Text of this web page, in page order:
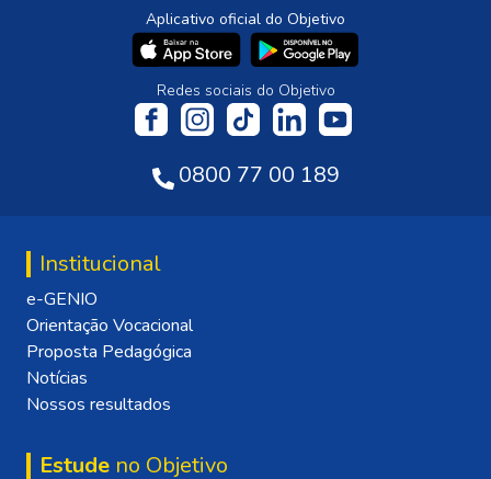
Aplicativo oficial do Objetivo
Redes sociais do Objetivo
0800 77 00 189
Institucional
e-GENIO
Orientação Vocacional
Proposta Pedagógica
Notícias
Nossos resultados
Estude no Objetivo